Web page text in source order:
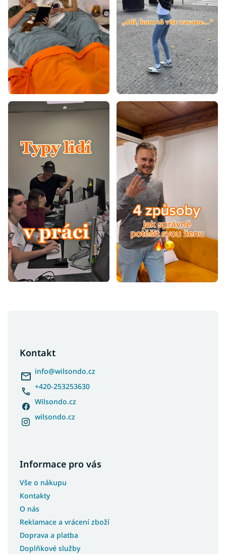
Kontakt
info@wilsondo.cz
+420-253253630
Wilsondo.cz
wilsondo.cz
Informace pro vás
Vše o nákupu
Kontakty
O nás
Reklamace a vrácení zboží
Doprava a platba
Doplňkové služby